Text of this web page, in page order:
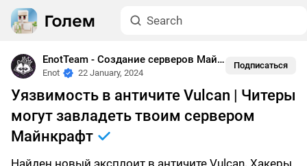
EnotTeam - Создание серверов Майнкрафт
Enot
22 January, 2024
Подписаться
Уязвимость в античите Vulcan | Читеры
могут завладеть твоим сервером
Майнкрафт
Найден новый эксплоит в античите Vulcan. Хакеры